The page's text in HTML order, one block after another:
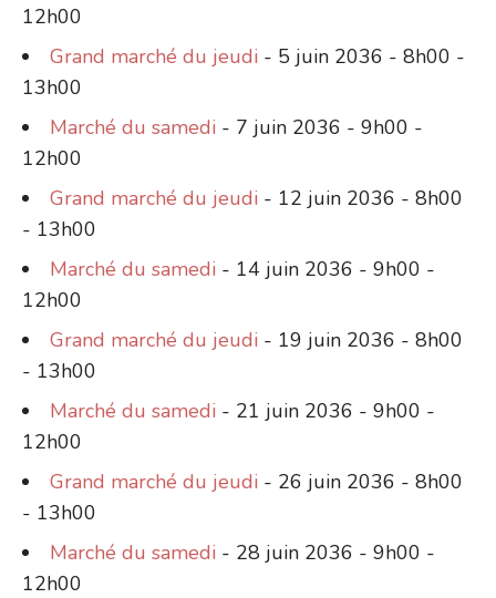
12h00
Grand marché du jeudi - 5 juin 2036 - 8h00 -
13h00
Marché du samedi - 7 juin 2036 - 9h00 -
12h00
Grand marché du jeudi - 12 juin 2036 - 8h00
- 13h00
Marché du samedi - 14 juin 2036 - 9h00 -
12h00
Grand marché du jeudi - 19 juin 2036 - 8h00
- 13h00
Marché du samedi - 21 juin 2036 - 9h00 -
12h00
Grand marché du jeudi - 26 juin 2036 - 8h00
- 13h00
Marché du samedi - 28 juin 2036 - 9h00 -
12h00